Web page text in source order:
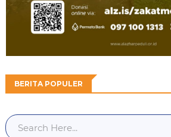
BERITA POPULER